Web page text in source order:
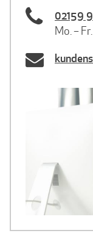
02159
Mo. –